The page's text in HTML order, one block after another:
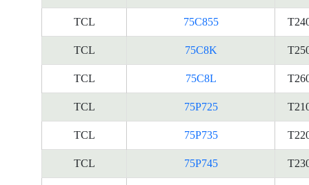
TCL 75C855
TCL 75C8K
TCL 75C8L
TCL 75P725
TCL 75P735
TCL 75P745